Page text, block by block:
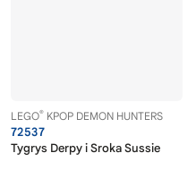
LEGO® KPOP DEMON HUNTERS
72537
Tygrys Derpy i Sroka Sussie